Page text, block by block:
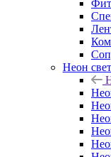
Неон